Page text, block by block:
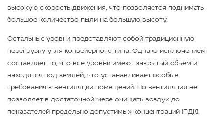
высокую скорость движения, что позволяется поднимать
большое количество пыли на большую высоту.
Остальные уровни представляют собой традиционную
перегрузку угля конвейерного типа. Однако исключением
составляет то, что все уровни имеют закрытый объем и
находятся под землей, что устанавливает особые
требования к вентиляции помещений. Но вентиляция не
позволяет в достаточной мере очищать воздух до
показателей предельно допустимых концентраций (ПДК),